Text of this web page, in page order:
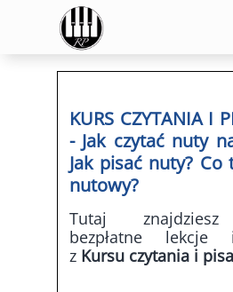
KURS CZYTANIA I
- Jak czytać nuty
Jak pisać nuty? Co
nutowy?
Tutaj znajdziesz
bezpłatne lekcje
z Kursu czytania i